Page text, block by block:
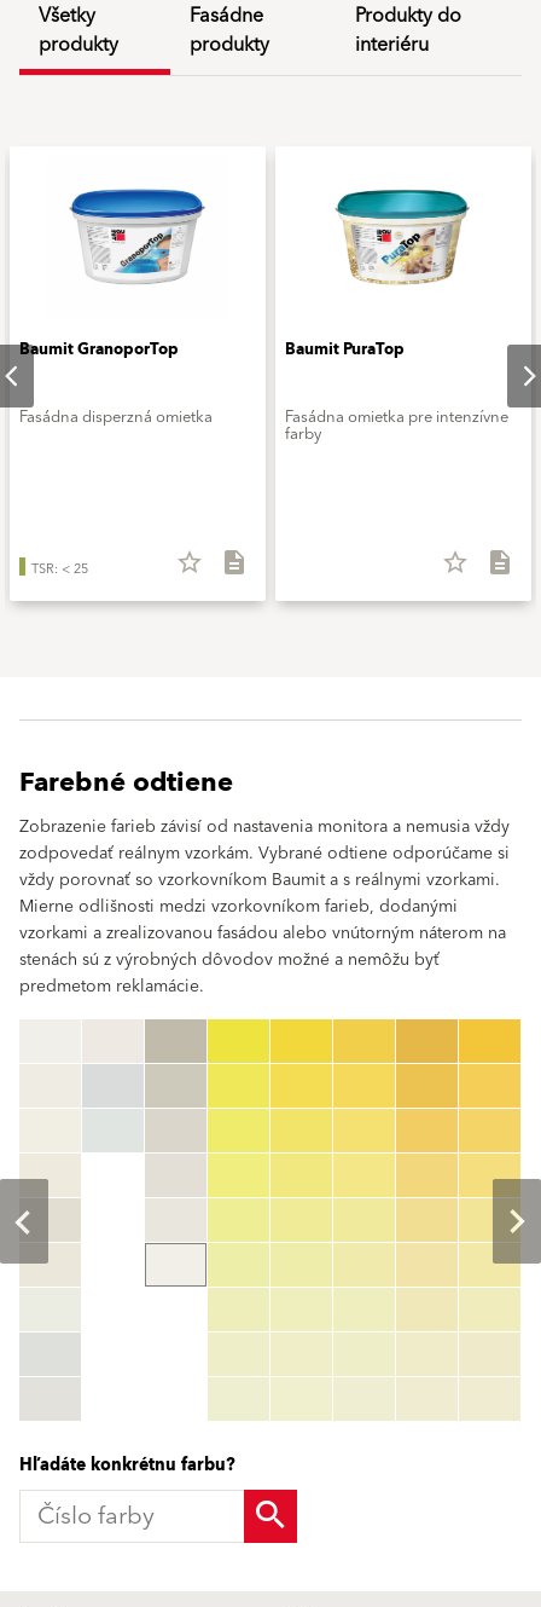
Všetky
produkty
Fasádne
produkty
Produkty do
interiéru
Baumit GranoporTop
Fasádna disperzná omietka
TSR: < 25 star_border description
Baumit PuraTop
Fasádna omietka pre intenzívne
farby
star_border description
Farebné odtiene
Zobrazenie farieb závisí od nastavenia monitora a nemusia vždy
zodpovedať reálnym vzorkám. Vybrané odtiene odporúčame si
vždy porovnať so vzorkovníkom Baumit a s reálnymi vzorkami.
Mierne odlišnosti medzi vzorkovníkom farieb, dodanými
vzorkami a zrealizovanou fasádou alebo vnútorným náterom na
stenách sú z výrobných dôvodov možné a nemôžu byť
predmetom reklamácie.
Číslo farby
color_name
HEX:hex_code
TSR:tsr_code
Zistiť viac
Hľadáte konkrétnu farbu?